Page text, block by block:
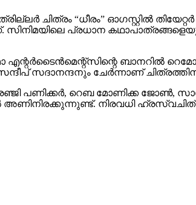
ചിത്രം “ധീരം” ഓഗസ്റ്റിൽ
പ്രധാന
ബാനറിൽ
സദാനന്ദനും ചേർന്നാണ് ചിത്രത്തിന്
പണിക്കർ, റെബ മോണിക്ക ജോൺ,
നിരവധി